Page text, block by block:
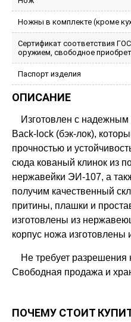
Ножны в комплекте (кроме
Сертификат соответствия
оружием, свободное
Паспорт изделия
ОПИСАНИЕ
Изготовлен с
Back-lock (бэк-лок),
прочностью и
сюда кованый клинок из
нержавейки ЭИ-107, а
получим качественный
притины, плашки и
изготовлены из
корпус ножа изготовлены
Не требует разрешения
Свободная продажа и
ПОЧЕМУ СТОИТ